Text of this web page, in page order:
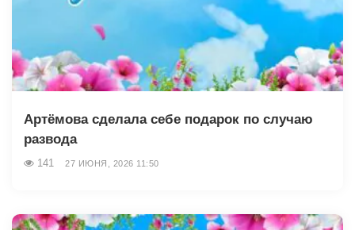
Артёмова сделала себе подарок по случаю
развода
141 27 ИЮНЯ, 2026 11:50